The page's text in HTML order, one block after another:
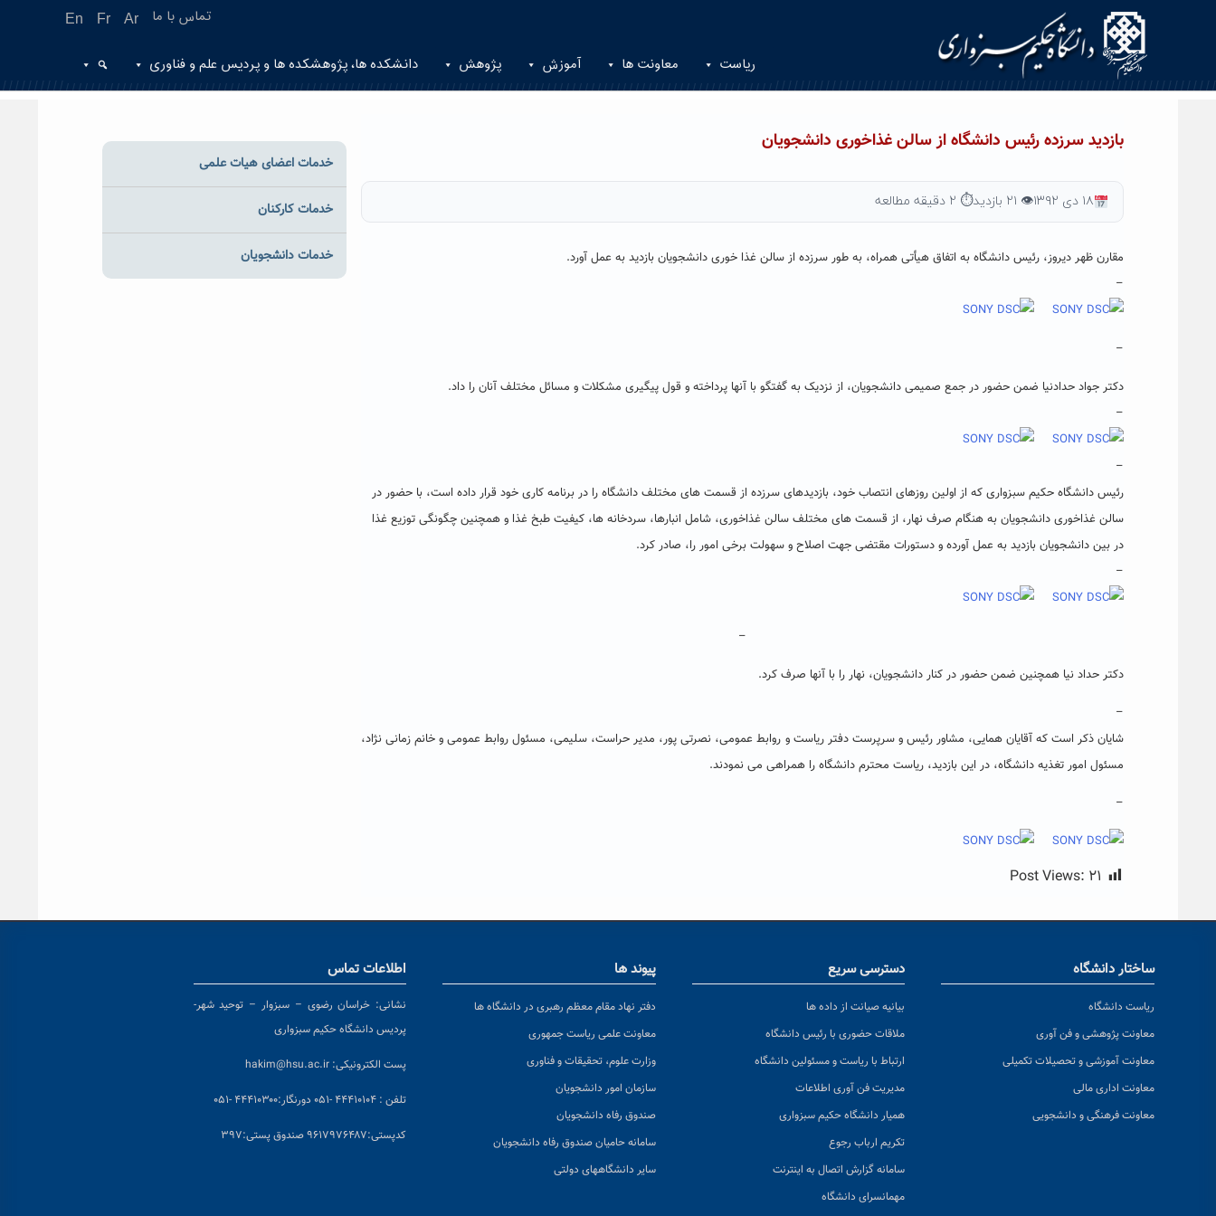
En Fr Ar تماس با ما
ریاست معاونت ها آموزش پژوهش دانشکده ها، پژوهشکده ها و پردیس علم و فناوری
بازدید سرزده رئیس دانشگاه از سالن غذاخوری دانشجویان
۱۸ دی ۱۳۹۲ 👁 ۲۱ بازدید ⏱ ۲ دقیقه مطالعه
مقارن ظهر دیروز، رئیس دانشگاه به اتفاق هیأتی همراه، به طور سرزده از سالن غذا خوری دانشجویان بازدید به عمل آورد.
–
–
دکتر جواد حدادنیا ضمن حضور در جمع صمیمی دانشجویان، از نزدیک به گفتگو با آنها پرداخته و قول پیگیری مشکلات و مسائل مختلف آنان را داد.
–
–
رئیس دانشگاه حکیم سبزواری که از اولین روزهای انتصاب خود، بازدیدهای سرزده از قسمت های مختلف دانشگاه را در برنامه کاری خود قرار داده است، با حضور در
سالن غذاخوری دانشجویان به هنگام صرف نهار، از قسمت های مختلف سالن غذاخوری، شامل انبارها، سردخانه ها، کیفیت طبخ غذا و همچنین چگونگی توزیع غذا
در بین دانشجویان بازدید به عمل آورده و دستورات مقتضی جهت اصلاح و سهولت برخی امور را، صادر کرد.
–
–
دکتر حداد نیا همچنین ضمن حضور در کنار دانشجویان، نهار را با آنها صرف کرد.
–
شایان ذکر است که آقایان همایی، مشاور رئیس و سرپرست دفتر ریاست و روابط عمومی، نصرتی پور، مدیر حراست، سلیمی، مسئول روابط عمومی و خانم زمانی نژاد،
مسئول امور تغذیه دانشگاه، در این بازدید، ریاست محترم دانشگاه را همراهی می نمودند.
–
Post Views: ۲۱
خدمات اعضای هیات علمی
خدمات کارکنان
خدمات دانشجویان
ساختار دانشگاه
ریاست دانشگاه
معاونت پژوهشی و فن آوری
معاونت آموزشی و تحصیلات تکمیلی
معاونت اداری مالی
معاونت فرهنگی و دانشجویی
دسترسی سریع
بیانیه صیانت از داده ها
ملاقات حضوری با رئیس دانشگاه
ارتباط با ریاست و مسئولین دانشگاه
مدیریت فن آوری اطلاعات
همیار دانشگاه حکیم سبزواری
تکریم ارباب رجوع
سامانه گزارش اتصال به اینترنت
مهمانسرای دانشگاه
پیوند ها
دفتر نهاد مقام معظم رهبری در دانشگاه ها
معاونت علمی ریاست جمهوری
وزارت علوم، تحقیقات و فناوری
سازمان امور دانشجویان
صندوق رفاه دانشجویان
سامانه حامیان صندوق رفاه دانشجویان
سایر دانشگاههای دولتی
اطلاعات تماس
نشانی: خراسان رضوی – سبزوار – توحید شهر-
پردیس دانشگاه حکیم سبزواری
پست الکترونیکی: hakim@hsu.ac.ir
تلفن : ۴۴۴۱۰۱۰۴ -۰۵۱ دورنگار:۴۴۴۱۰۳۰۰ -۰۵۱
کدپستی:۹۶۱۷۹۷۶۴۸۷ صندوق پستی:۳۹۷